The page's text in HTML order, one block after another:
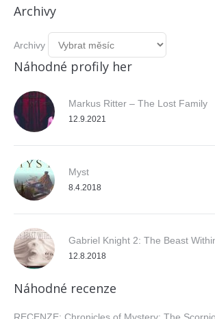
Archivy
Archivy
Náhodné profily her
Markus Ritter – The Lost Family
12.9.2021
Myst
8.4.2018
Gabriel Knight 2: The Beast
12.8.2018
Náhodné recenze